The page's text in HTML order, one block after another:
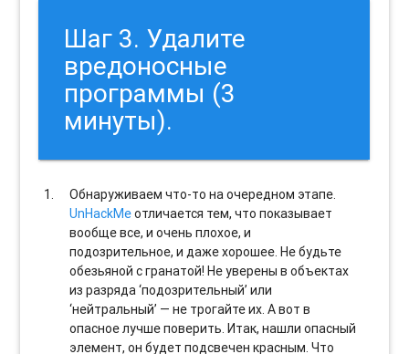
Шаг 3. Удалите
вредоносные
программы (3
минуты).
Обнаруживаем что-то на очередном этапе.
UnHackMeотличается тем, что показывает
вообще все, и очень плохое, и
подозрительное, и даже хорошее. Не будьте
обезьяной с гранатой! Не уверены в объектах
из разряда ‘подозрительный’ или
‘нейтральный’ — не трогайте их. А вот в
опасное лучше поверить. Итак, нашли опасный
элемент, он будет подсвечен красным. Что